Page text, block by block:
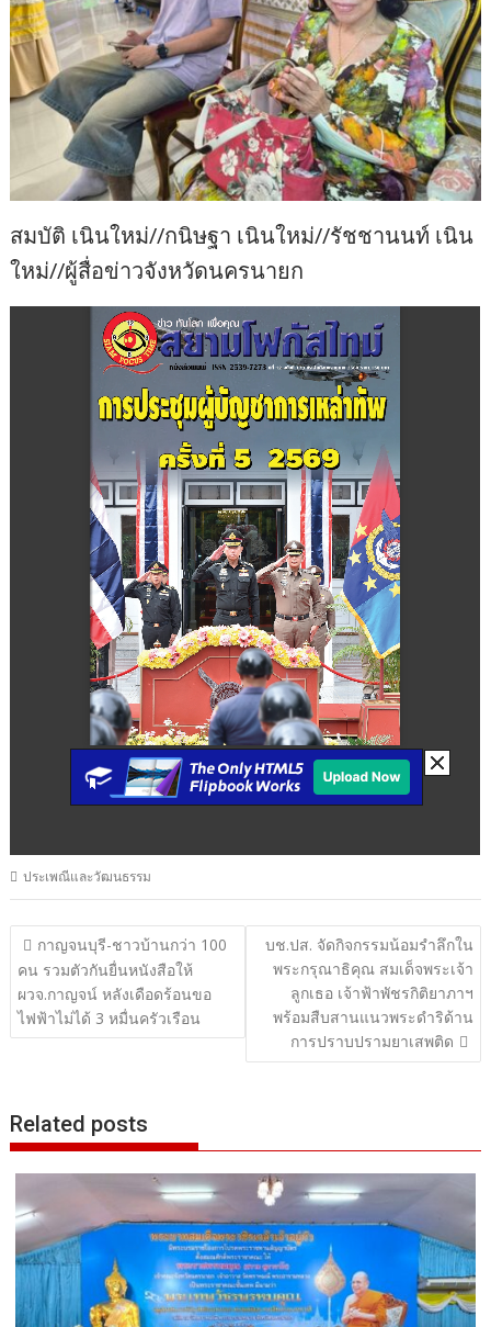
สมบัติ เนินใหม่//กนิษฐา เนินใหม่//รัชชานนท์ เนิน
ใหม่//ผู้สื่อข่าวจังหวัดนครนายก
ประเพณีและวัฒนธรรม
แนะแนว
เรื่อง
กาญจนบุรี-ชาวบ้านกว่า 100
คน รวมตัวกันยื่นหนังสือให้
ผวจ.กาญจน์ หลังเดือดร้อนขอ
ไฟฟ้าไม่ได้ 3 หมื่นครัวเรือน
บช.ปส. จัดกิจกรรมน้อมรำลึกใน
พระกรุณาธิคุณ สมเด็จพระเจ้า
ลูกเธอ เจ้าฟ้าพัชรกิติยาภาฯ
พร้อมสืบสานแนวพระดำริด้าน
การปราบปรามยาเสพติด
Related posts